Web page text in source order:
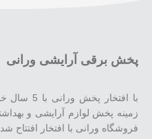
پخش برقی آرایشی ورانی
با
زمینه پخش لوازم آرایشی و
فروشگاه ورانی با افتخار افتتاح شد.